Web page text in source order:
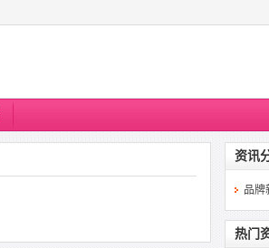
资讯
品牌
热门